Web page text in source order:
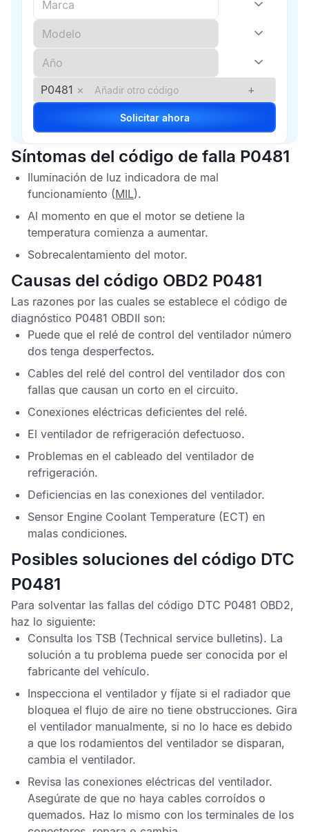
P0481 × +
Solicitar ahora
Síntomas del código de falla P0481
Iluminación de luz indicadora de mal
funcionamiento (MIL).
Al momento en que el motor se detiene la
temperatura comienza a aumentar.
Sobrecalentamiento del motor.
Causas del código OBD2 P0481
Las razones por las cuales se establece el código de
diagnóstico P0481 OBDII son:
Puede que el relé de control del ventilador número
dos tenga desperfectos.
Cables del relé del control del ventilador dos con
fallas que causan un corto en el circuito.
Conexiones eléctricas deficientes del relé.
El ventilador de refrigeración defectuoso.
Problemas en el cableado del ventilador de
refrigeración.
Deficiencias en las conexiones del ventilador.
Sensor Engine Coolant Temperature (ECT) en
malas condiciones.
Posibles soluciones del código DTC
P0481
Para solventar las fallas del código DTC P0481 OBD2,
haz lo siguiente:
Consulta los TSB (Technical service bulletins). La
solución a tu problema puede ser conocida por el
fabricante del vehículo.
Inspecciona el ventilador y fíjate si el radiador que
bloquea el flujo de aire no tiene obstrucciones. Gira
el ventilador manualmente, si no lo hace es debido
a que los rodamientos del ventilador se disparan,
cambia el ventilador.
Revisa las conexiones eléctricas del ventilador.
Asegúrate de que no haya cables corroídos o
quemados. Haz lo mismo con los terminales de los